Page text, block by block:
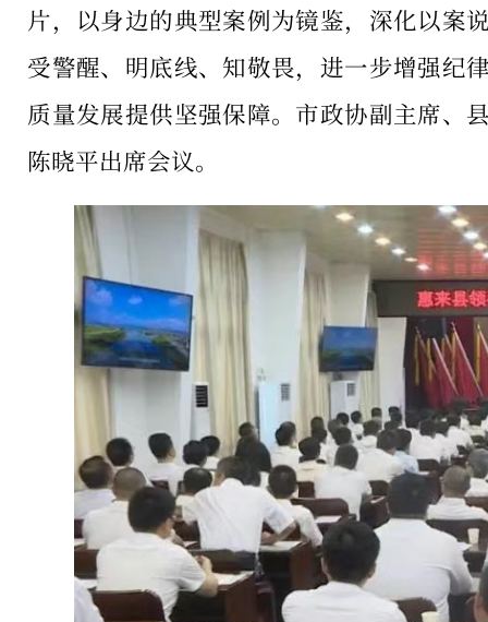
片，以身边的典型案例为镜鉴，深化以案
受警醒、明底线、知敬畏，进一步增强纪
质量发展提供坚强保障。市政协副主席、
陈晓平出席会议。